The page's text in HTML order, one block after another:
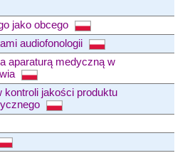
jako obcego
audiofonologii
aparaturą medyczną w
jakości produktu